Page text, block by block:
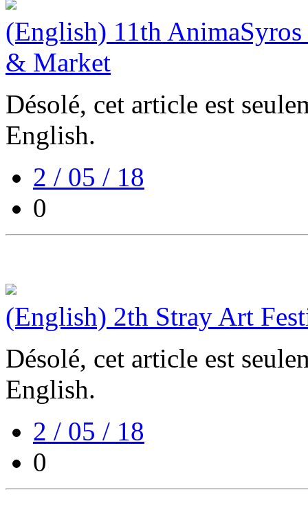
(English) 11th
& Market
Désolé, cet article est
English.
2 / 05 / 18
0
(English) 2th Stray Art
Désolé, cet article est
English.
2 / 05 / 18
0